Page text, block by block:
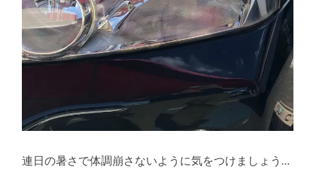
連日の暑さで体調崩さないように気をつけましょう…